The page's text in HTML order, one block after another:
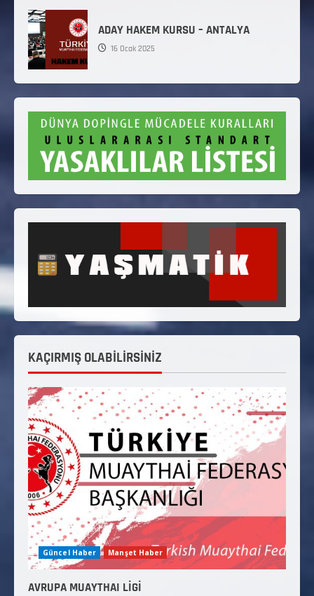
ADAY HAKEM KURSU – ANTALYA
16 Ocak 2025
KAÇIRMIŞ OLABİLİRSİNİZ
Güncel Haber Manşet Haber
AVRUPA MUAYTHAI LİGİ